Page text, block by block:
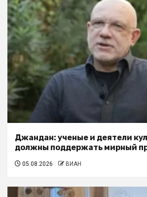
Джандан: ученые и деятели
должны поддержать мирный
05.08.2026 ВИАН